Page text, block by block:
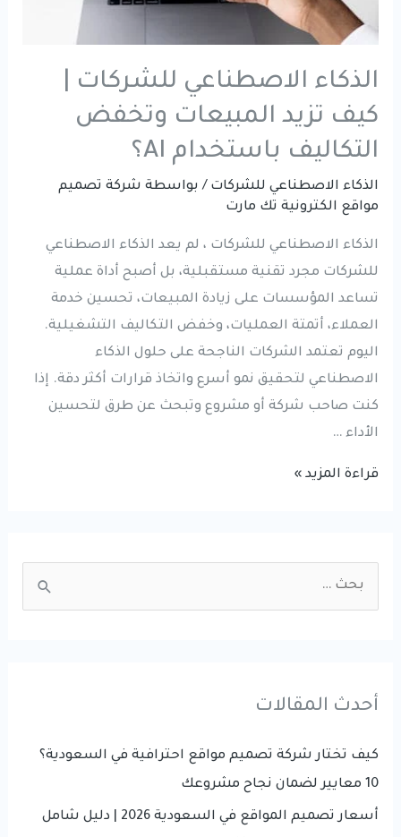
الذكاء الاصطناعي للشركات |
كيف تزيد المبيعات وتخفض
التكاليف باستخدام AI؟
الذكاء الاصطناعي للشركات / بواسطة شركة تصميم
مواقع الكترونية تك مارت
الذكاء الاصطناعي للشركات ، لم يعد الذكاء الاصطناعي
للشركات مجرد تقنية مستقبلية، بل أصبح أداة عملية
تساعد المؤسسات على زيادة المبيعات، تحسين خدمة
العملاء، أتمتة العمليات، وخفض التكاليف التشغيلية.
اليوم تعتمد الشركات الناجحة على حلول الذكاء
الاصطناعي لتحقيق نمو أسرع واتخاذ قرارات أكثر دقة. إذا
كنت صاحب شركة أو مشروع وتبحث عن طرق لتحسين
الأداء …
الذكاء
كيف
تزيد
قراءة المزيد »
c
f
o
r
أحدث المقالات
كيف تختار شركة تصميم مواقع احترافية في السعودية؟
10 معايير لضمان نجاح مشروعك
أسعار تصميم المواقع في السعودية 2026 | دليل شامل